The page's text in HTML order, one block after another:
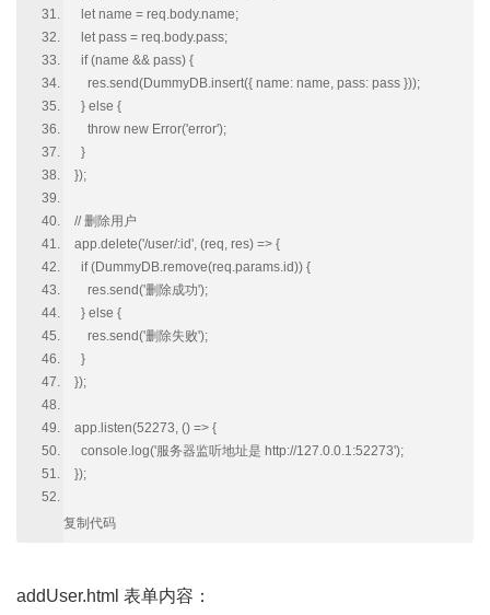
let name = req.body.name;
let pass = req.body.pass;
if (name && pass) {
res.send(DummyDB.insert({ name: name, pass: pass }));
} else {
throw new Error('error');
}
});
// 删除用户
app.delete('/user/:id', (req, res) => {
if (DummyDB.remove(req.params.id)) {
res.send('删除成功');
} else {
res.send('删除失败');
}
});
app.listen(52273, () => {
console.log('服务器监听地址是 http://127.0.0.1:52273');
});
复制代码
addUser.html 表单内容：